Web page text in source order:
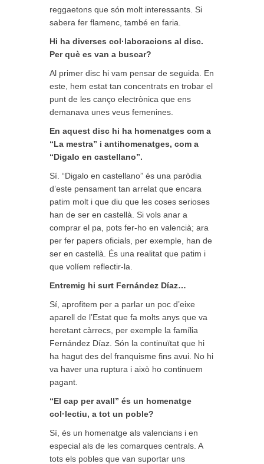
reggaetons que són molt interessants. Si
sabera fer flamenc, també en faria.
Hi ha diverses col·laboracions al disc.
Per què es van a buscar?
Al primer disc hi vam pensar de seguida. En
este, hem estat tan concentrats en trobar el
punt de les canço electrònica que ens
demanava unes veus femenines.
En aquest disc hi ha homenatges com a
“La mestra” i antihomenatges, com a
“Digalo en castellano”.
Sí. “Digalo en castellano” és una paròdia
d’este pensament tan arrelat que encara
patim molt i que diu que les coses serioses
han de ser en castellà. Si vols anar a
comprar el pa, pots fer-ho en valencià; ara
per fer papers oficials, per exemple, han de
ser en castellà. És una realitat que patim i
que volíem reflectir-la.
Entremig hi surt Fernández Díaz…
Sí, aprofitem per a parlar un poc d’eixe
aparell de l’Estat que fa molts anys que va
heretant càrrecs, per exemple la família
Fernández Díaz. Són la continuïtat que hi
ha hagut des del franquisme fins avui. No hi
va haver una ruptura i això ho continuem
pagant.
“El cap per avall” és un homenatge
col·lectiu, a tot un poble?
Sí, és un homenatge als valencians i en
especial als de les comarques centrals. A
tots els pobles que van suportar uns